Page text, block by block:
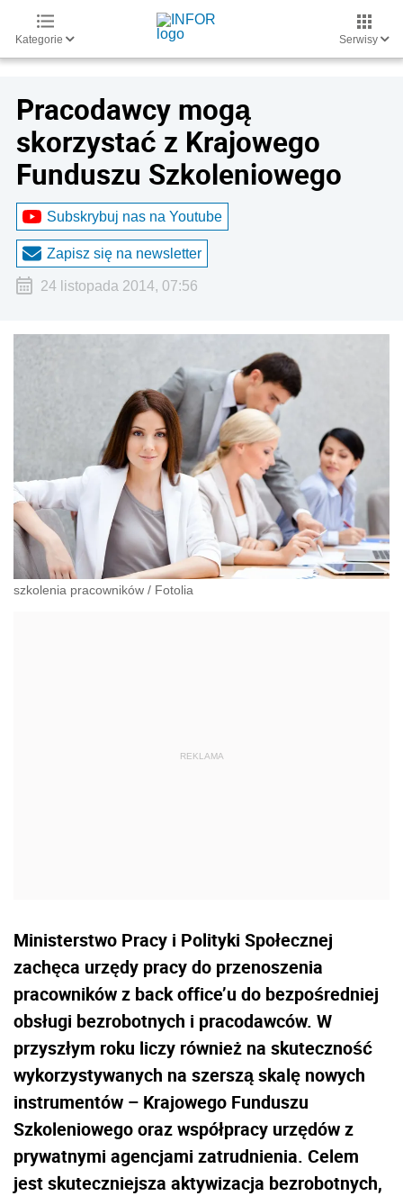
Kategorie Serwisy
Pracodawcy mogą
skorzystać z Krajowego
Funduszu Szkoleniowego
Subskrybuj nas na Youtube
Zapisz się na newsletter
24 listopada 2014, 07:56
szkolenia pracowników / Fotolia
Ministerstwo Pracy i Polityki Społecznej
zachęca urzędy pracy do przenoszenia
pracowników z back office’u do bezpośredniej
obsługi bezrobotnych i pracodawców. W
przyszłym roku liczy również na skuteczność
wykorzystywanych na szerszą skalę nowych
instrumentów – Krajowego Funduszu
Szkoleniowego oraz współpracy urzędów z
prywatnymi agencjami zatrudnienia. Celem
jest skuteczniejsza aktywizacja bezrobotnych,